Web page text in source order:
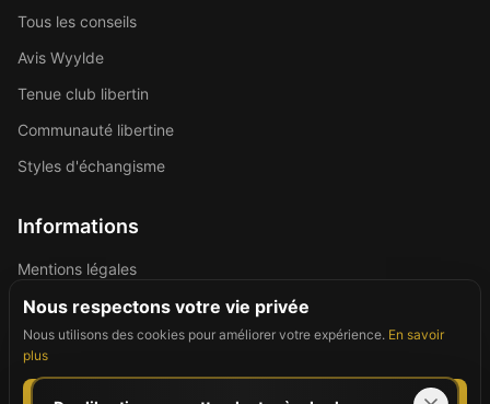
Tous les conseils
Avis Wyylde
Tenue club libertin
Communauté libertine
Styles d'échangisme
Informations
Mentions légales
Politique de confidentialité
Contact
Nous respectons votre vie privée
Nous utilisons des cookies pour améliorer votre expérience. En savoir
plus
Tout accepter